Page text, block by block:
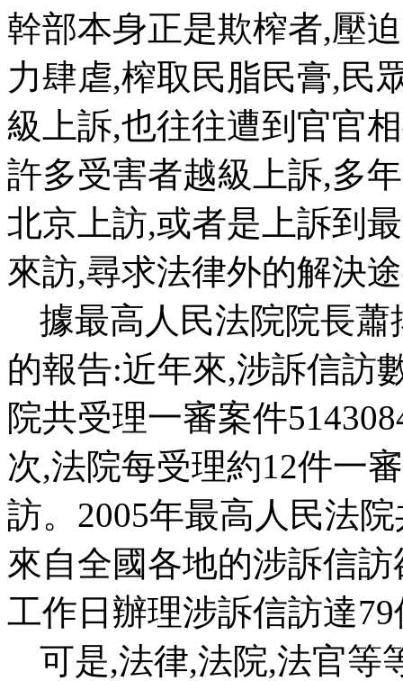
幹部本身正是欺榨者,壓
力肆虐,榨取民脂民膏,民
級上訴,也往往遭到官官
許多受害者越級上訴,多
北京上訪,或者是上訴到
來訪,尋求法律外的解決
據最高人民法院院長蕭
的報告:近年來,涉訴信訪
院共受理一審案件
次,法院每受理約12件一
訪。 2005年最高人民法
來自全國各地的涉訴信訪
工作日辦理涉訴信訪達79
可是,法律,法院,法官等